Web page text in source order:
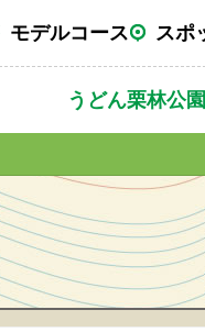
モデルコース スポ
うどん栗林公園